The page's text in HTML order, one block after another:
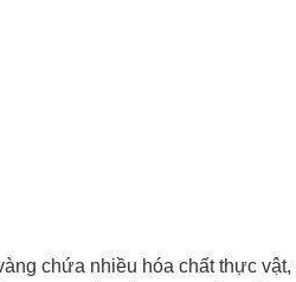
chứa nhiều hóa chất thực